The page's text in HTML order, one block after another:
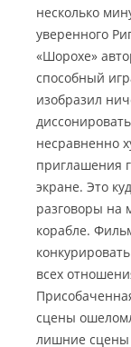
несколько
уверенного
«Шорохе»
способный
изобразил
несравненно
приглашения
экране. Это
разговоры на
корабле.
всех
сцены
лишние сцены